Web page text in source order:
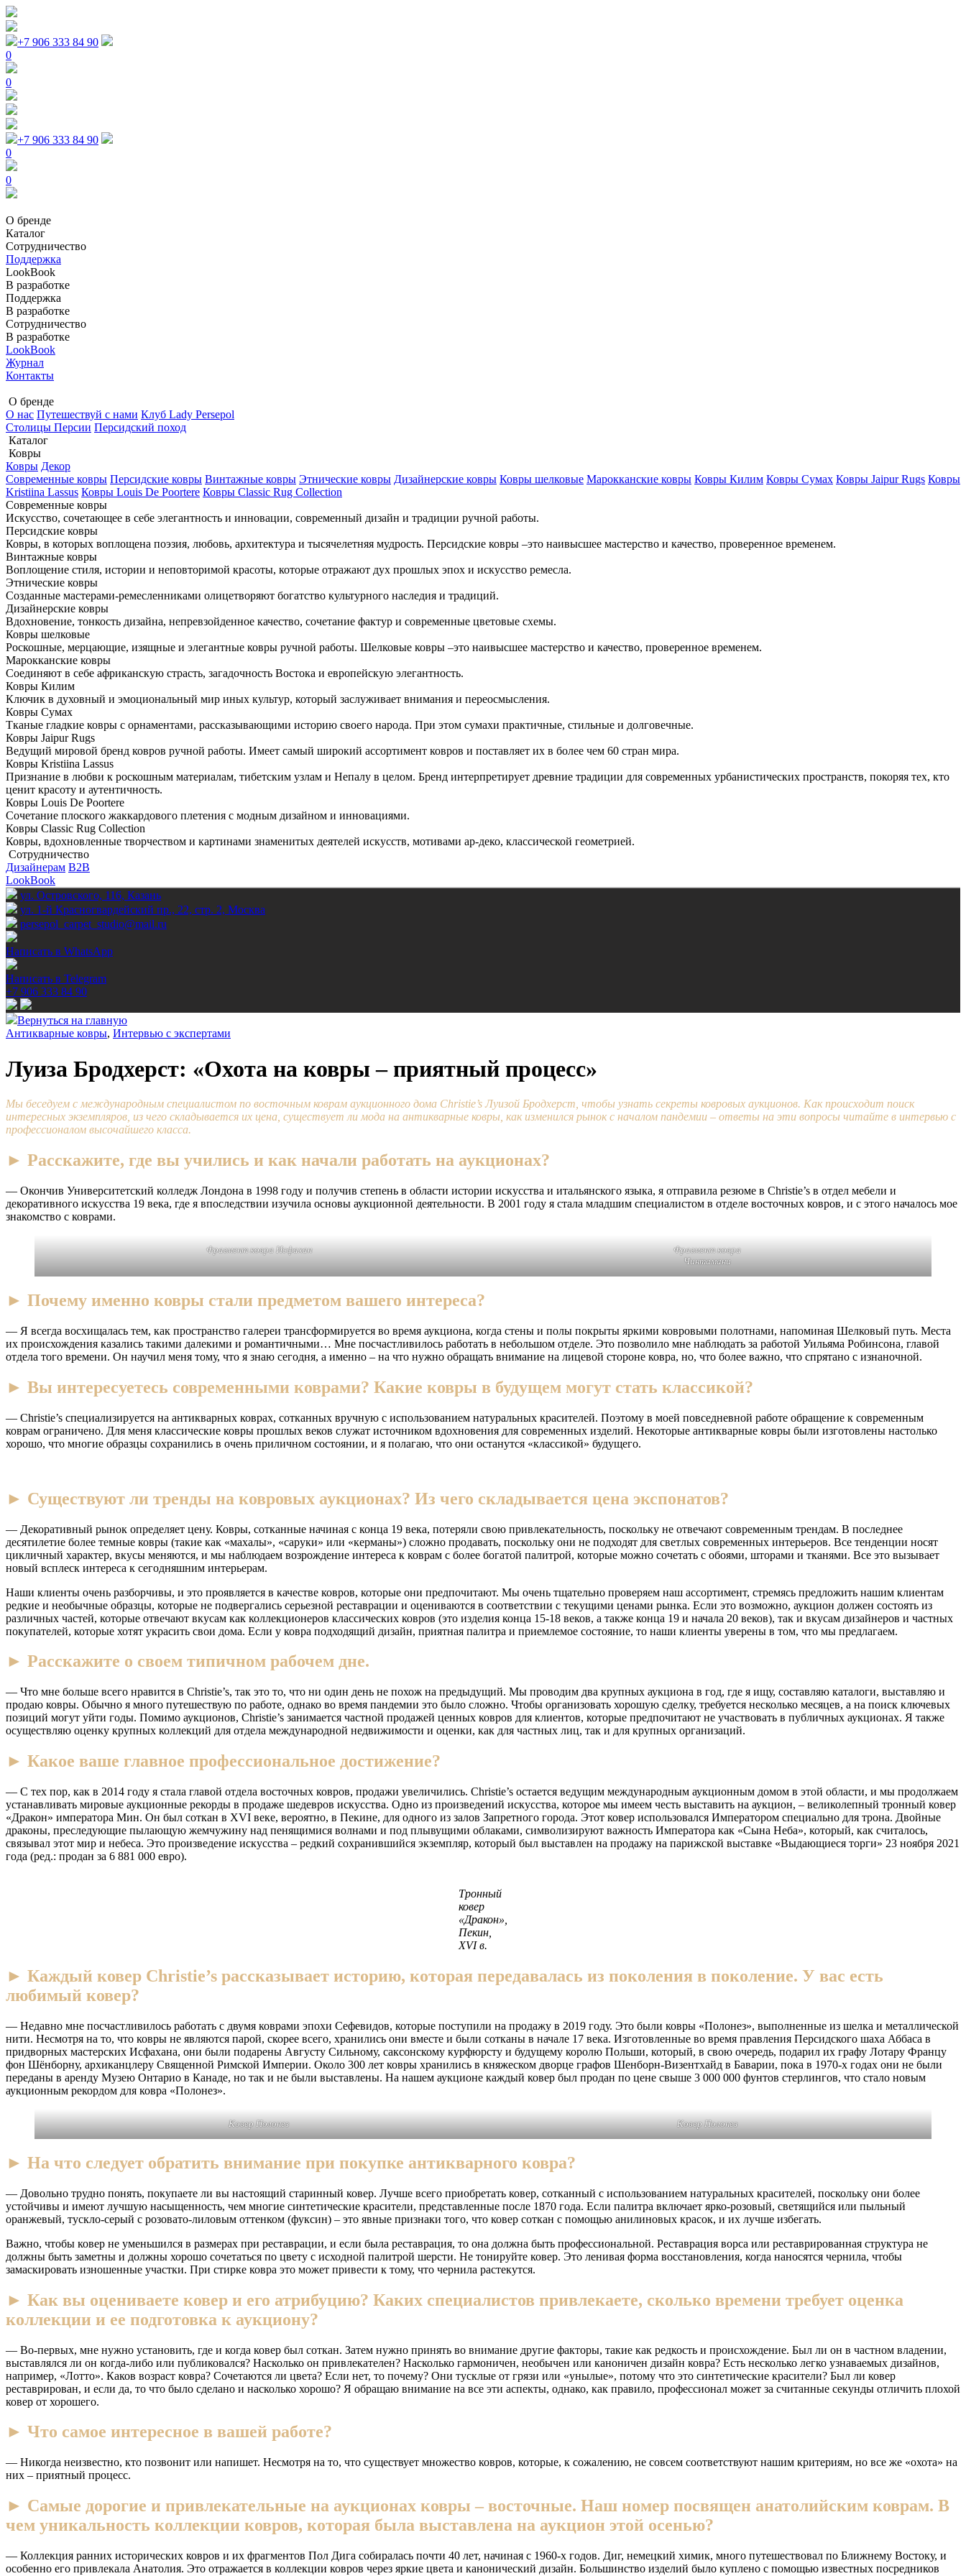
+7 906 333 84 90
0
0
+7 906 333 84 90
0
0
О бренде
Каталог
Сотрудничество
Поддержка
LookBook
В разработке
Поддержка
В разработке
Сотрудничество
В разработке
LookBook
Журнал
Контакты
О бренде
О нас Путешествуй с нами Клуб Lady Persepol
Столицы Персии Персидский поход
Каталог
Ковры
Ковры Декор
Cовременные ковры Персидские ковры Винтажные ковры Этнические ковры Дизайнерские ковры Ковры шелковые Марокканские ковры Ковры Килим Ковры Сумах Ковры Jaipur Rugs Ковры
Kristiina Lassus Ковры Louis De Poortere Ковры Classic Rug Collection
Cовременные ковры
Искусство, сочетающее в себе элегантность и инновации, современный дизайн и традиции ручной работы.
Персидские ковры
Ковры, в которых воплощена поэзия, любовь, архитектура и тысячелетняя мудрость. Персидские ковры –это наивысшее мастерство и качество, проверенное временем.
Винтажные ковры
Воплощение стиля, истории и неповторимой красоты, которые отражают дух прошлых эпох и искусство ремесла.
Этнические ковры
Созданные мастерами-ремесленниками олицетворяют богатство культурного наследия и традиций.
Дизайнерские ковры
Вдохновение, тонкость дизайна, непревзойденное качество, сочетание фактур и современные цветовые схемы.
Ковры шелковые
Роскошные, мерцающие, изящные и элегантные ковры ручной работы. Шелковые ковры –это наивысшее мастерство и качество, проверенное временем.
Марокканские ковры
Соединяют в себе африканскую страсть, загадочность Востока и европейскую элегантность.
Ковры Килим
Ключик в духовный и эмоциональный мир иных культур, который заслуживает внимания и переосмысления.
Ковры Сумах
Тканые гладкие ковры с орнаментами, рассказывающими историю своего народа. При этом сумахи практичные, стильные и долговечные.
Ковры Jaipur Rugs
Ведущий мировой бренд ковров ручной работы. Имеет самый широкий ассортимент ковров и поставляет их в более чем 60 стран мира.
Ковры Kristiina Lassus
Признание в любви к роскошным материалам, тибетским узлам и Непалу в целом. Бренд интерпретирует древние традиции для современных урбанистических пространств, покоряя тех, кто
ценит красоту и аутентичность.
Ковры Louis De Poortere
Сочетание плоского жаккардового плетения с модным дизайном и инновациями.
Ковры Classic Rug Collection
Ковры, вдохновленные творчеством и картинами знаменитых деятелей искусств, мотивами ар-деко, классической геометрией.
Сотрудничество
Дизайнерам B2B
LookBook
ул. Островского, 116, Казань
ул. 1-й Красногвардейский пр., 22, стр. 2, Москва
persepol_carpet_studio@mail.ru
Написать в WhatsApp
Написать в Telegram
+7 906 333 84 90
Вернуться на главную
Антикварные ковры, Интервью с экспертами
Луиза Бродхерст: «Охота на ковры – приятный процесс»
Мы беседуем с международным специалистом по восточным коврам аукционного дома Christie’s Луизой Бродхерст, чтобы узнать секреты ковровых аукционов. Как происходит поиск
интересных экземпляров, из чего складывается их цена, существует ли мода на антикварные ковры, как изменился рынок с началом пандемии – ответы на эти вопросы читайте в интервью с
профессионалом высочайшего класса.
► Расскажите, где вы учились и как начали работать на аукционах?
— Окончив Университетский колледж Лондона в 1998 году и получив степень в области истории искусства и итальянского языка, я отправила резюме в Christie’s в отдел мебели и
декоративного искусства 19 века, где я впоследствии изучила основы аукционной деятельности. В 2001 году я стала младшим специалистом в отделе восточных ковров, и с этого началось мое
знакомство с коврами.
Фрагмент ковра Исфахан
Фрагмент ковра
Чинтамани
► Почему именно ковры стали предметом вашего интереса?
— Я всегда восхищалась тем, как пространство галереи трансформируется во время аукциона, когда стены и полы покрыты яркими ковровыми полотнами, напоминая Шелковый путь. Места
их происхождения казались такими далекими и романтичными… Мне посчастливилось работать в небольшом отделе. Это позволило мне наблюдать за работой Уильяма Робинсона, главой
отдела того времени. Он научил меня тому, что я знаю сегодня, а именно – на что нужно обращать внимание на лицевой стороне ковра, но, что более важно, что спрятано с изнаночной.
► Вы интересуетесь современными коврами? Какие ковры в будущем могут стать классикой?
— Christie’s специализируется на антикварных коврах, сотканных вручную с использованием натуральных красителей. Поэтому в моей повседневной работе обращение к современным
коврам ограничено. Для меня классические ковры прошлых веков служат источником вдохновения для современных изделий. Некоторые антикварные ковры были изготовлены настолько
хорошо, что многие образцы сохранились в очень приличном состоянии, и я полагаю, что они останутся «классикой» будущего.
► Существуют ли тренды на ковровых аукционах? Из чего складывается цена экспонатов?
— Декоративный рынок определяет цену. Ковры, сотканные начиная с конца 19 века, потеряли свою привлекательность, поскольку не отвечают современным трендам. В последнее
десятилетие более темные ковры (такие как «махалы», «саруки» или «керманы») сложно продавать, поскольку они не подходят для светлых современных интерьеров. Все тенденции носят
цикличный характер, вкусы меняются, и мы наблюдаем возрождение интереса к коврам с более богатой палитрой, которые можно сочетать с обоями, шторами и тканями. Все это вызывает
новый всплеск интереса к сегодняшним интерьерам.
Наши клиенты очень разборчивы, и это проявляется в качестве ковров, которые они предпочитают. Мы очень тщательно проверяем наш ассортимент, стремясь предложить нашим клиентам
редкие и необычные образцы, которые не подвергались серьезной реставрации и оцениваются в соответствии с текущими ценами рынка. Если это возможно, аукцион должен состоять из
различных частей, которые отвечают вкусам как коллекционеров классических ковров (это изделия конца 15-18 веков, а также конца 19 и начала 20 веков), так и вкусам дизайнеров и частных
покупателей, которые хотят украсить свои дома. Если у ковра подходящий дизайн, приятная палитра и приемлемое состояние, то наши клиенты уверены в том, что мы предлагаем.
► Расскажите о своем типичном рабочем дне.
— Что мне больше всего нравится в Christie’s, так это то, что ни один день не похож на предыдущий. Мы проводим два крупных аукциона в год, где я ищу, составляю каталоги, выставляю и
продаю ковры. Обычно я много путешествую по работе, однако во время пандемии это было сложно. Чтобы организовать хорошую сделку, требуется несколько месяцев, а на поиск ключевых
позиций могут уйти годы. Помимо аукционов, Christie’s занимается частной продажей ценных ковров для клиентов, которые предпочитают не участвовать в публичных аукционах. Я также
осуществляю оценку крупных коллекций для отдела международной недвижимости и оценки, как для частных лиц, так и для крупных организаций.
► Какое ваше главное профессиональное достижение?
— С тех пор, как в 2014 году я стала главой отдела восточных ковров, продажи увеличились. Christie’s остается ведущим международным аукционным домом в этой области, и мы продолжаем
устанавливать мировые аукционные рекорды в продаже шедевров искусства. Одно из произведений искусства, которое мы имеем честь выставить на аукцион, – великолепный тронный ковер
«Дракон» императора Мин. Он был соткан в XVI веке, вероятно, в Пекине, для одного из залов Запретного города. Этот ковер использовался Императором специально для трона. Двойные
драконы, преследующие пылающую жемчужину над пенящимися волнами и под плывущими облаками, символизируют важность Императора как «Сына Неба», который, как считалось,
связывал этот мир и небеса. Это произведение искусства – редкий сохранившийся экземпляр, который был выставлен на продажу на парижской выставке «Выдающиеся торги» 23 ноября 2021
года (ред.: продан за 6 881 000 евро).
Тронный
ковер
«Дракон»,
Пекин,
XVI в.
► Каждый ковер Christie’s рассказывает историю, которая передавалась из поколения в поколение. У вас есть
любимый ковер?
— Недавно мне посчастливилось работать с двумя коврами эпохи Сефевидов, которые поступили на продажу в 2019 году. Это были ковры «Полонез», выполненные из шелка и металлической
нити. Несмотря на то, что ковры не являются парой, скорее всего, хранились они вместе и были сотканы в начале 17 века. Изготовленные во время правления Персидского шаха Аббаса в
придворных мастерских Исфахана, они были подарены Августу Сильному, саксонскому курфюрсту и будущему королю Польши, который, в свою очередь, подарил их графу Лотару Францу
фон Шёнборну, архиканцлеру Священной Римской Империи. Около 300 лет ковры хранились в княжеском дворце графов Шенборн-Визентхайд в Баварии, пока в 1970-х годах они не были
переданы в аренду Музею Онтарио в Канаде, но так и не были выставлены. На нашем аукционе каждый ковер был продан по цене свыше 3 000 000 фунтов стерлингов, что стало новым
аукционным рекордом для ковра «Полонез».
Ковер Полонез Ковер Полонез
► На что следует обратить внимание при покупке антикварного ковра?
— Довольно трудно понять, покупаете ли вы настоящий старинный ковер. Лучше всего приобретать ковер, сотканный с использованием натуральных красителей, поскольку они более
устойчивы и имеют лучшую насыщенность, чем многие синтетические красители, представленные после 1870 года. Если палитра включает ярко-розовый, светящийся или пыльный
оранжевый, тускло-серый с розовато-лиловым оттенком (фуксин) – это явные признаки того, что ковер соткан с помощью анилиновых красок, и их лучше избегать.
Важно, чтобы ковер не уменьшился в размерах при реставрации, и если была реставрация, то она должна быть профессиональной. Реставрация ворса или реставрированная структура не
должны быть заметны и должны хорошо сочетаться по цвету с исходной палитрой шерсти. Не тонируйте ковер. Это ленивая форма восстановления, когда наносятся чернила, чтобы
замаскировать изношенные участки. При стирке ковра это может привести к тому, что чернила растекутся.
► Как вы оцениваете ковер и его атрибуцию? Каких специалистов привлекаете, сколько времени требует оценка
коллекции и ее подготовка к аукциону?
— Во-первых, мне нужно установить, где и когда ковер был соткан. Затем нужно принять во внимание другие факторы, такие как редкость и происхождение. Был ли он в частном владении,
выставлялся ли он когда-либо или публиковался? Насколько он привлекателен? Насколько гармоничен, необычен или каноничен дизайн ковра? Есть несколько легко узнаваемых дизайнов,
например, «Лотто». Каков возраст ковра? Сочетаются ли цвета? Если нет, то почему? Они тусклые от грязи или «унылые», потому что это синтетические красители? Был ли ковер
реставрирован, и если да, то что было сделано и насколько хорошо? Я обращаю внимание на все эти аспекты, однако, как правило, профессионал может за считанные секунды отличить плохой
ковер от хорошего.
► Что самое интересное в вашей работе?
— Никогда неизвестно, кто позвонит или напишет. Несмотря на то, что существует множество ковров, которые, к сожалению, не совсем соответствуют нашим критериям, но все же «охота» на
них – приятный процесс.
► Самые дорогие и привлекательные на аукционах ковры – восточные. Наш номер посвящен анатолийским коврам. В
чем уникальность коллекции ковров, которая была выставлена на аукцион этой осенью?
— Коллекция ранних исторических ковров и их фрагментов Пол Дига собиралась почти 40 лет, начиная с 1960-х годов. Диг, немецкий химик, много путешествовал по Ближнему Востоку, и
особенно его привлекала Анатолия. Это отражается в коллекции ковров через яркие цвета и канонический дизайн. Большинство изделий было куплено с помощью известных посредников